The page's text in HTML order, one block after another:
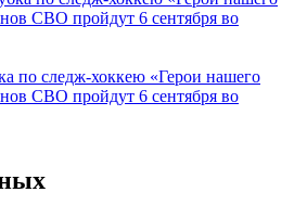
по следж-хоккею «Герои нашего
СВО пройдут 6 сентября во